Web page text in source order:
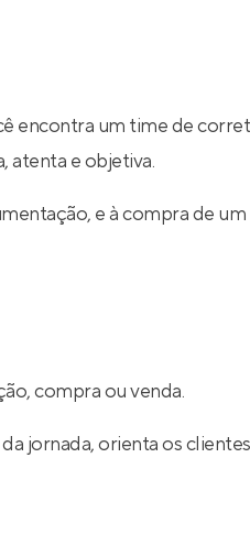
encontra um time de
atenta e objetiva.
e à compra de
compra ou venda.
jornada, orienta os